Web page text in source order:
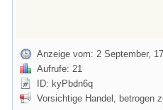
Anzeige vom: 2 September,
Aufrufe: 21
ID: kyPbdn6q
Vorsichtige Handel, betrogen